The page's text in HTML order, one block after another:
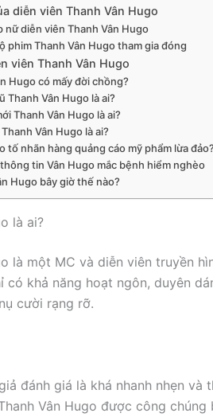
diễn viên Thanh Vân Hugo
nữ diễn viên Thanh Vân Hugo
phim Thanh Vân Hugo tham gia đóng
viên Thanh Vân Hugo
Hugo có mấy đời chồng?
Thanh Vân Hugo là ai?
Thanh Vân Hugo là ai?
Vân Hugo là ai?
tố nhãn hàng quảng cáo mỹ phẩm lừa đảo?
tin Vân Hugo mắc bệnh hiểm nghèo
Hugo bây giờ thế nào?
là ai?
là một MC và diễn viên truyền
có khả năng hoạt ngôn, duyên
cười rạng rỡ.
đánh giá là khá nhanh nhẹn và
Vân Hugo được công